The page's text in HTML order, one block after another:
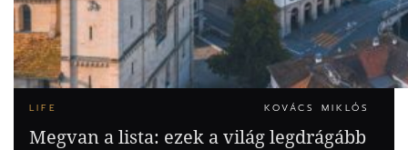
LIFE KOVÁCS MIKLÓS
Megvan a lista: ezek a világ legdrágább